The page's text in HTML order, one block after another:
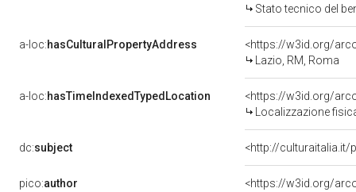
Stato tecnico del
a-loc:hasCulturalPropertyAddress
<https://w3id.org/
Lazio, RM, Roma
a-loc:hasTimeIndexedTypedLocation
<https://w3id.org/
Localizzazione
dc:subject <http://culturaitalia.it/
pico:author
<https://w3id.org/